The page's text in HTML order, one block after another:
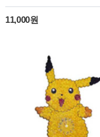
11,000원